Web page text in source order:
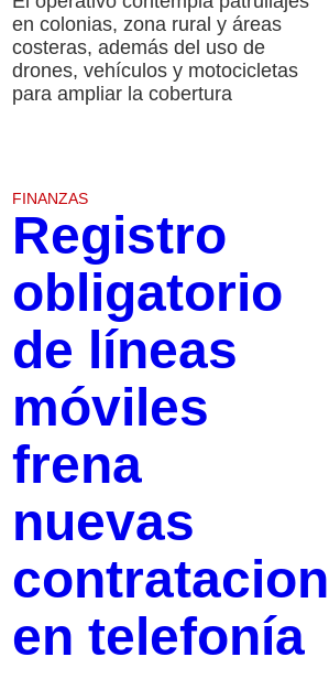
en colonias, zona rural y áreas
costeras, además del uso de
drones, vehículos y motocicletas
para ampliar la cobertura
FINANZAS
Registro
obligatorio
de líneas
móviles
frena
nuevas
en telefonía